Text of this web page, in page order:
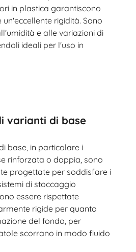
in plastica garantiscono
rigidità. Sono
e alle variazioni di
ideali per l'uso in
varianti di base
base, in particolare i
rinforzata o doppia, sono
progettate per soddisfare i
di stoccaggio
essere rispettate
rigide per quanto
del fondo, per
scorrano in modo fluido